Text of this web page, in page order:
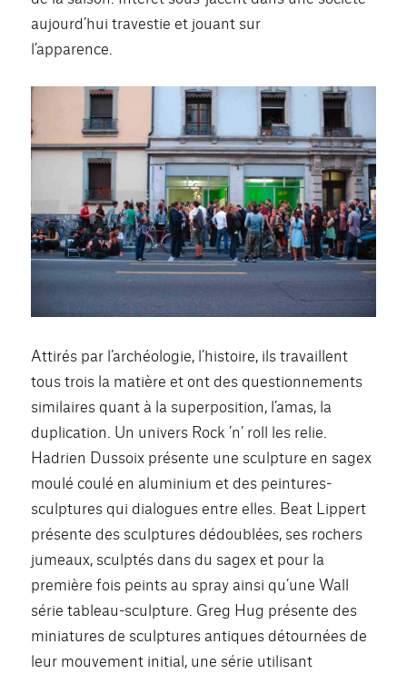
aujourd’hui travestie et jouant sur
l’apparence.
Attirés par l’archéologie, l’histoire, ils travaillent
tous trois la matière et ont des questionnements
similaires quant à la superposition, l’amas, la
duplication. Un univers Rock ’n’ roll les relie.
Hadrien Dussoix présente une sculpture en sagex
moulé coulé en aluminium et des peintures-
sculptures qui dialogues entre elles. Beat Lippert
présente des sculptures dédoublées, ses rochers
jumeaux, sculptés dans du sagex et pour la
première fois peints au spray ainsi qu’une Wall
série tableau-sculpture. Greg Hug présente des
miniatures de sculptures antiques détournées de
leur mouvement initial, une série utilisant